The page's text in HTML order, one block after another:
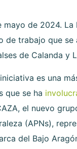
mayo de 2024.
de trabajo que se
de Calanda y
es una
que se ha
el nuevo
(APNs),
del Bajo